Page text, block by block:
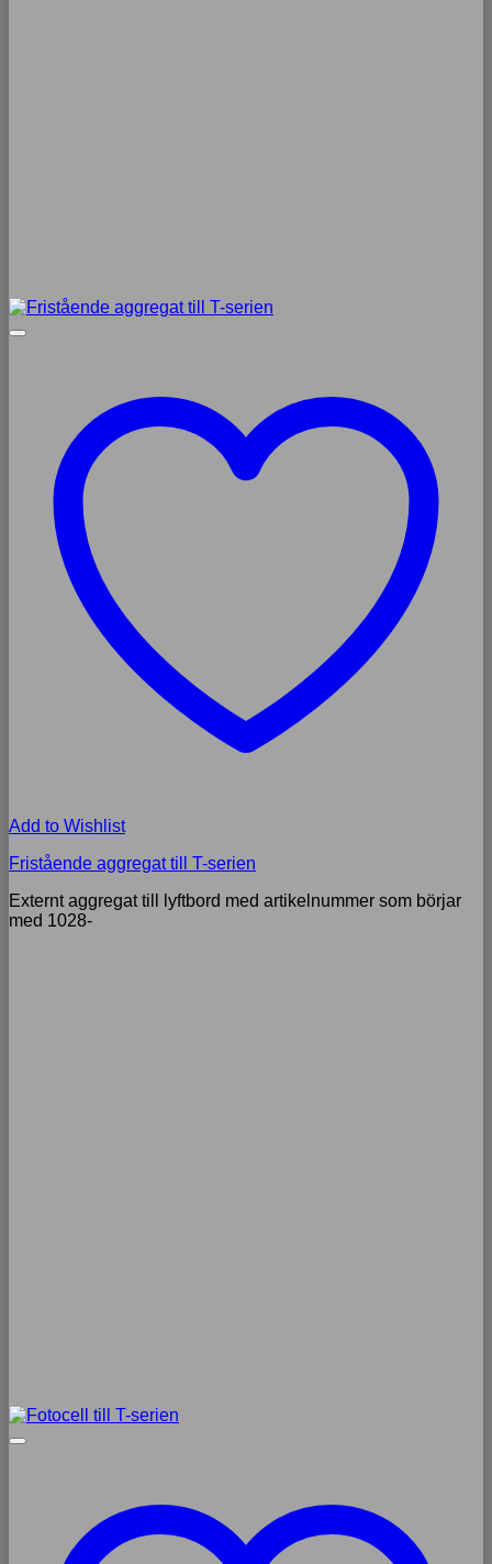
Add to Wishlist
Fristående aggregat till T-serien
Externt aggregat till lyftbord med artikelnummer som börjar
med 1028-